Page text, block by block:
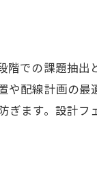
での課題抽
配線計画の
ます。設計